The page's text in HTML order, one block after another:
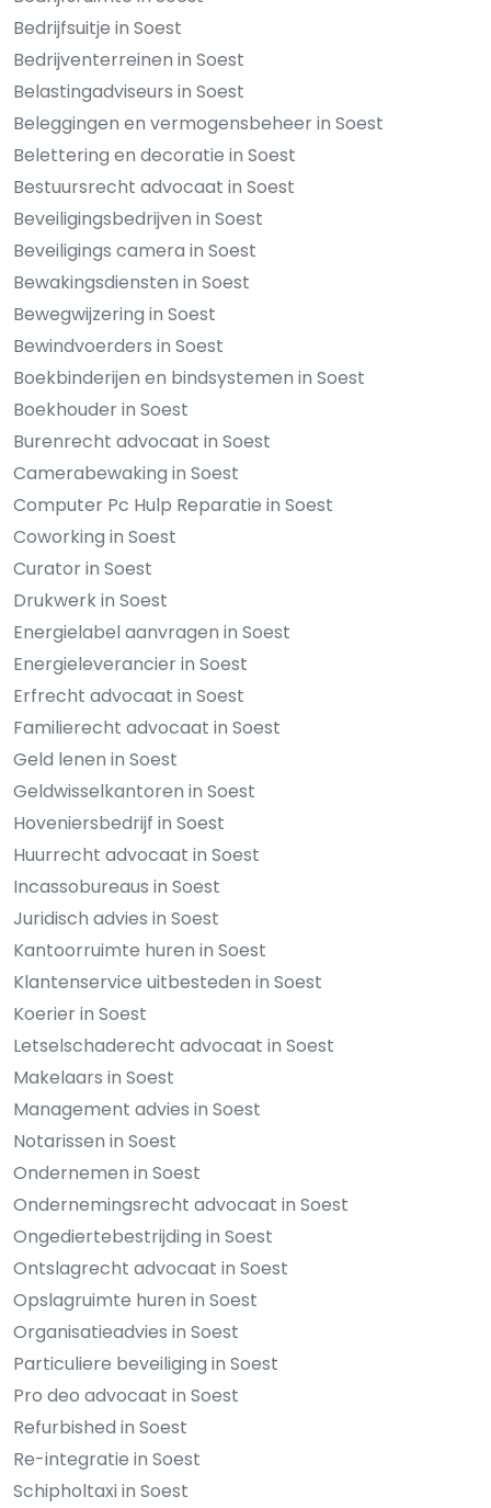
Bedrijfsuitje in Soest
Bedrijventerreinen in Soest
Belastingadviseurs in Soest
Beleggingen en vermogensbeheer in Soest
Belettering en decoratie in Soest
Bestuursrecht advocaat in Soest
Beveiligingsbedrijven in Soest
Beveiligings camera in Soest
Bewakingsdiensten in Soest
Bewegwijzering in Soest
Bewindvoerders in Soest
Boekbinderijen en bindsystemen in Soest
Boekhouder in Soest
Burenrecht advocaat in Soest
Camerabewaking in Soest
Computer Pc Hulp Reparatie in Soest
Coworking in Soest
Curator in Soest
Drukwerk in Soest
Energielabel aanvragen in Soest
Energieleverancier in Soest
Erfrecht advocaat in Soest
Familierecht advocaat in Soest
Geld lenen in Soest
Geldwisselkantoren in Soest
Hoveniersbedrijf in Soest
Huurrecht advocaat in Soest
Incassobureaus in Soest
Juridisch advies in Soest
Kantoorruimte huren in Soest
Klantenservice uitbesteden in Soest
Koerier in Soest
Letselschaderecht advocaat in Soest
Makelaars in Soest
Management advies in Soest
Notarissen in Soest
Ondernemen in Soest
Ondernemingsrecht advocaat in Soest
Ongediertebestrijding in Soest
Ontslagrecht advocaat in Soest
Opslagruimte huren in Soest
Organisatieadvies in Soest
Particuliere beveiliging in Soest
Pro deo advocaat in Soest
Refurbished in Soest
Re-integratie in Soest
Schipholtaxi in Soest